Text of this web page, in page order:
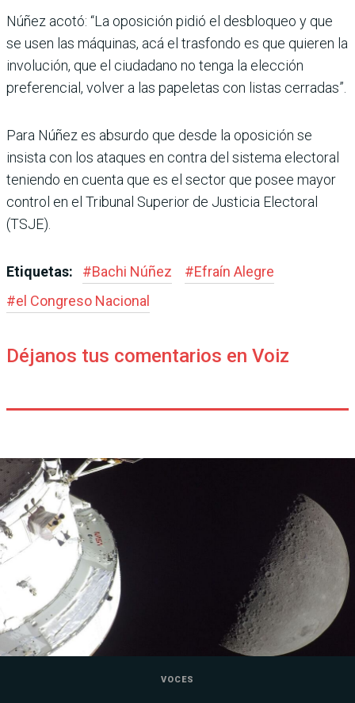
Núñez acotó: “La oposición pidió el desbloqueo y que
se usen las máquinas, acá el trasfondo es que quieren la
involución, que el ciudadano no tenga la elección
preferen­cial, volver a las papeletas con listas cerradas”.
Para Núñez es absurdo que desde la oposición se
insista con los ataques en contra del sistema electoral
teniendo en cuenta que es el sector que posee mayor
control en el Tribunal Superior de Jus­ticia Electoral
(TSJE).
Etiquetas: #Bachi Núñez #Efraín Alegre
#el Congreso Nacional
Déjanos tus comentarios en Voiz
VOCES